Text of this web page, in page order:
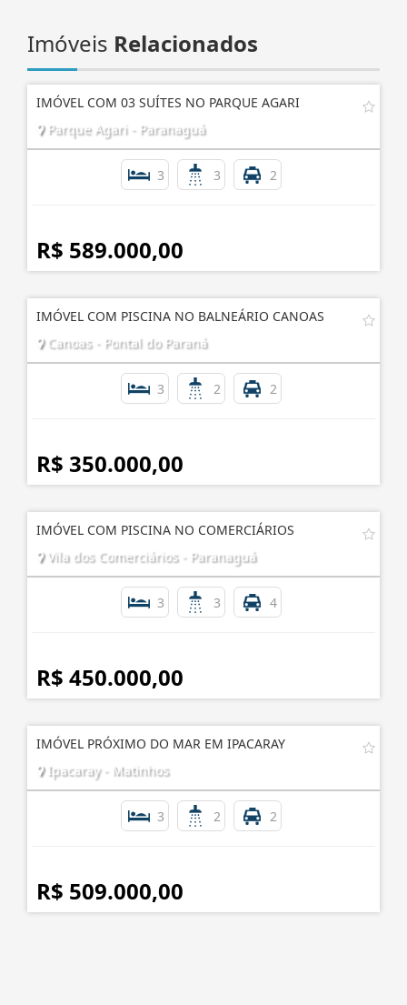
Imóveis Relacionados
IMÓVEL COM 03 SUÍTES NO PARQUE AGARI
Parque Agari - Paranaguá
3 3 2
R$ 589.000,00
IMÓVEL COM PISCINA NO BALNEÁRIO CANOAS
Canoas - Pontal do Paraná
3 2 2
R$ 350.000,00
IMÓVEL COM PISCINA NO COMERCIÁRIOS
Vila dos Comerciários - Paranaguá
3 3 4
R$ 450.000,00
IMÓVEL PRÓXIMO DO MAR EM IPACARAY
Ipacaray - Matinhos
3 2 2
R$ 509.000,00